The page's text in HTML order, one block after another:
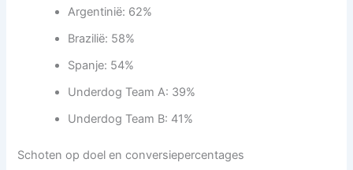
Argentinië: 62%
Brazilië: 58%
Spanje: 54%
Underdog Team A: 39%
Underdog Team B: 41%
Schoten op doel en conversiepercentages